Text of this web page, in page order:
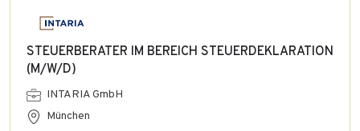
STEUERBERATER IM BEREICH STEUERDEKLARATION
(M/W/D)
INTARIA GmbH
München